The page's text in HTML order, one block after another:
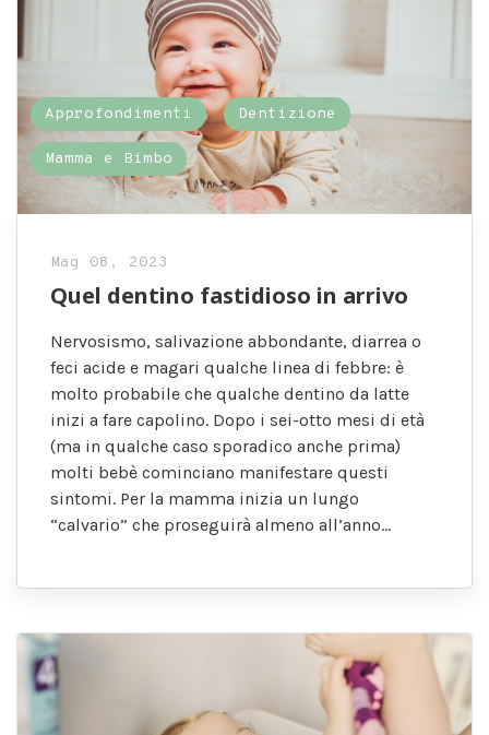
Approfondimenti Dentizione
Mamma e Bimbo
Mag 08, 2023
Quel dentino fastidioso in arrivo
Nervosismo, salivazione abbondante, diarrea o
feci acide e magari qualche linea di febbre: è
molto probabile che qualche dentino da latte
inizi a fare capolino. Dopo i sei-otto mesi di età
(ma in qualche caso sporadico anche prima)
molti bebè cominciano manifestare questi
sintomi. Per la mamma inizia un lungo
“calvario” che proseguirà almeno all’anno…